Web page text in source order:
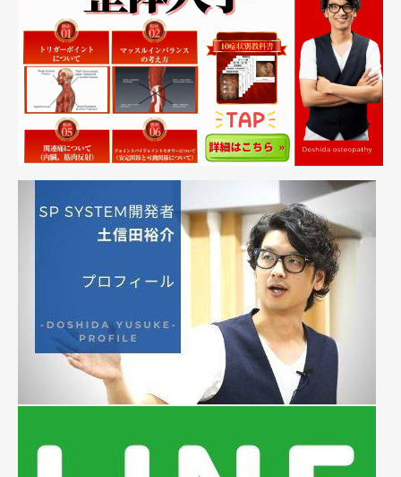
【独立開業】大多数がやりだからない!？禁断の集客方法
準備中
エステで自宅開業でリラクゼーション併設してやっていきた
準備中
整体とマッサージ(もみほぐし)の違いって？高い？保険適用？
準備中
整体ってどのくらい通えばいいの？1回通っても効果ある？完
全に治す期間は？
整体にはどんな効果があるの？骨盤矯正はどれくらい持続する
の？腰痛への効果は？
準備中
スポーツ整体って効果ありますか？
５．土信田の想い
驚くべき真実